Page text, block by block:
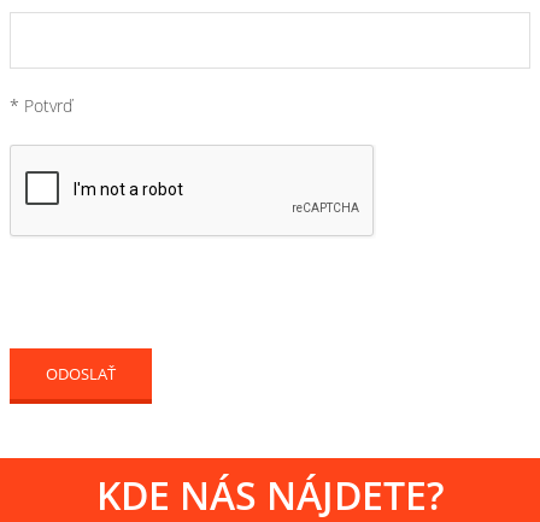
* Potvrď
KDE NÁS NÁJDETE?